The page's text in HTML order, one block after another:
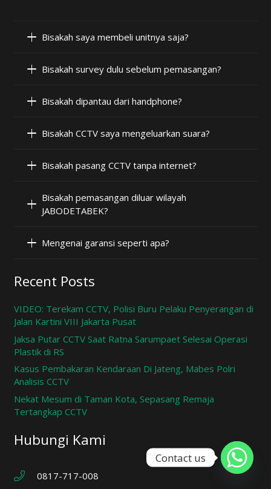
Bisakah saya membeli unitnya saja?
Bisakah survey dulu sebelum pemasangan?
Bisakah dipantau dari handphone?
Bisakah CCTV saya mengeluarkan suara?
Bisakah pasang CCTV tanpa internet?
Bisakah pemasangan diluar wilayah
JABODETABEK?
Mengenai garansi seperti apa?
Recent Posts
VIDEO: Terekam CCTV, Polisi Buru Pelaku Penyerangan di
Jalan Kartini VIII Jakarta Pusat
Jaksa Putar CCTV Saat Ratna Sarumpaet Selesai Operasi
Plastik di RS
Kasus Pembakaran Kendaraan Di Jateng, Mabes Polri
Analisis CCTV
Nekat Mesum di Taman Kota, Sepasang Remaja
Tertangkap CCTV
Hubungi Kami
0817-717-008
Contact us